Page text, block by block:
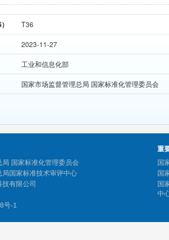
T36
2023-11-27
工业和信息化部
国家市场监督管理总局 国家标准化管理委员会
国家标准化管理委员会
国家标准技术审评中心
有限公司
号-1
重
国
国
国
中